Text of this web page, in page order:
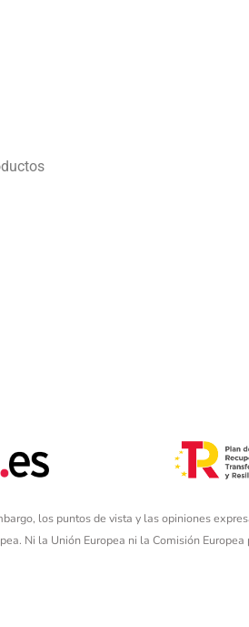
los puntos de vista y las opiniones
Ni la Unión Europea ni la Comisión